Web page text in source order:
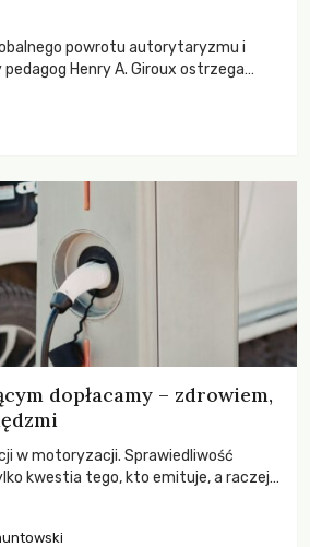
powrotu autorytaryzmu i
Henry A. Giroux ostrzega
obywateli?
dopłacamy – zdrowiem,
w motoryzacji. Sprawiedliwość
kwestia tego, kto emituje, a raczej